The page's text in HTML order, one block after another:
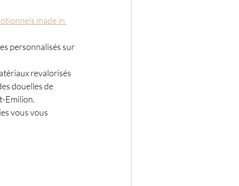
made in
personnalisés sur
revalorisés
douelles de
Emilion.
vous vous